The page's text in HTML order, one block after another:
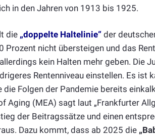
in den Jahren von 1913 bis 1925.
die „doppelte Haltelinie“ der
Prozent nicht übersteigen und das
kein Halten mehr geben. Die
Rentenniveau einstellen. Es ist
Folgen der Pandemie bereits
Aging (MEA) sagt laut „Frankfurter
der Beitragssätze und einen
Dazu kommt, dass ab 2025 die